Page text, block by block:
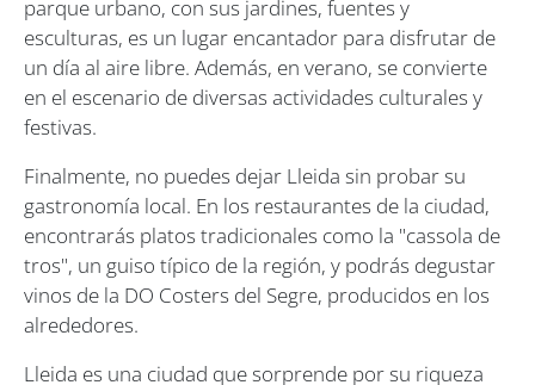
parque urbano, con sus jardines, fuentes y
esculturas, es un lugar encantador para disfrutar de
un día al aire libre. Además, en verano, se convierte
en el escenario de diversas actividades culturales y
festivas.
Finalmente, no puedes dejar Lleida sin probar su
gastronomía local. En los restaurantes de la ciudad,
encontrarás platos tradicionales como la "cassola de
tros", un guiso típico de la región, y podrás degustar
vinos de la DO Costers del Segre, producidos en los
alrededores.
Lleida es una ciudad que sorprende por su riqueza